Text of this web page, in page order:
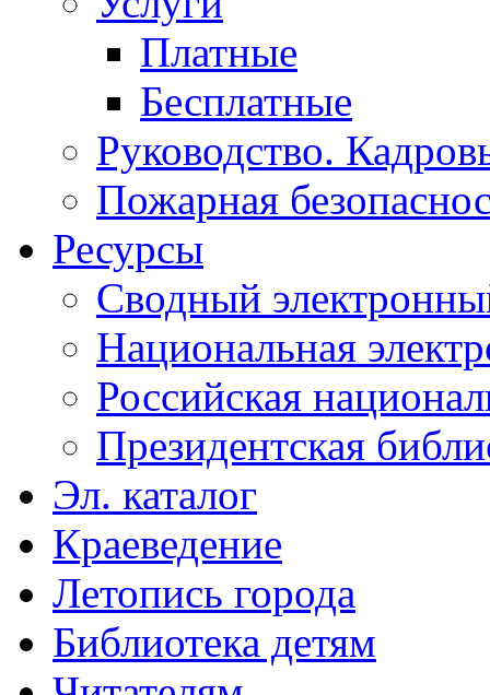
Платные
Бесплатные
Руководство.
Пожарная
Ресурсы
Сводный
Национальная
Российская
Президентская
Эл. каталог
Краеведение
Летопись города
Библиотека детям